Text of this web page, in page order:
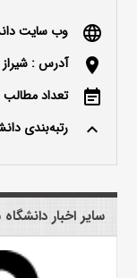
language وب سایت
location_on آدرس :
event_note تعداد مطالب :
keyboard_arrow_up رتبه‌بندی
سایر اخبار دانشگاه